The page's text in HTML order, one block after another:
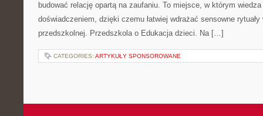
budować relację opartą na zaufaniu. To miejsce, w którym
doświadczeniem, dzięki czemu łatwiej wdrażać sensowne
przedszkolnej. Przedszkola o Edukacja dzieci. Na […]
CATEGORIES: ARTYKUŁY SPONSOROWANE